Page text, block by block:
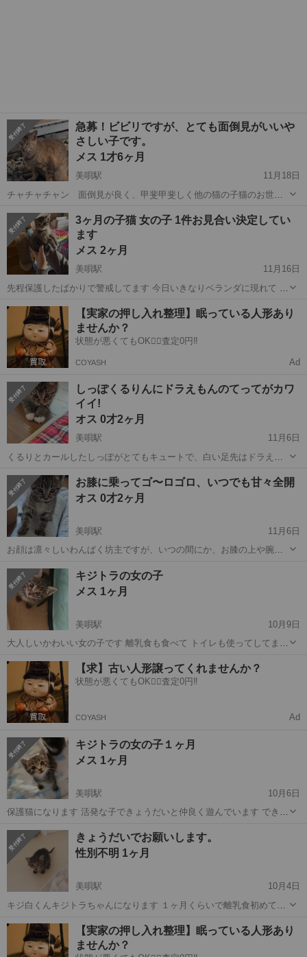
急募！ビビリですが、とても面倒見がいいや
さしい子です。
メス 1才6ヶ月
美唄駅
11月18日
チャチャチャン 面倒見が良く、甲斐甲斐しく他の猫の子猫のお世話
やや警戒心があります。威嚇などはないです。 特段の症状なく元気で
す。 飼い主さまがご病気で一緒に...
北海道 美唄市 美唄駅 猫 ビビリ
3ヶ月の子猫 女の子 1件お見合い決定してい
ます
メス 2ヶ月
美唄駅
11月16日
先程保護したばかりで警戒してます 今日いきなりベランダに現れて 他
もみていません シャーは言っていますが攻撃は無く触れて抱っこでき
ます なでなでしていたらゴロゴ...
北海道 美唄市 美唄駅 猫 病院
【実家の押し入れ整理】眠っている人形あり
ませんか？
状態が悪くてもOK🙆‍♀️査定0円‼️
COYASH Ad
しっぽくるりんにドラえもんのてってがカワ
イイ!
オス 0才2ヶ月
美唄駅
11月6日
くるりとカールしたしっぽがとてもキュートで、白い足先はドラえも
プ。我が家のおばあちゃん猫とも、上手に付き合ってます。モチロン
甘々チャンです。 基本的な健康診断及び...
北海道 美唄市 美唄駅 猫
お膝に乗ってゴ〜ロゴロ、いつでも甘々全開
オス 0才2ヶ月
美唄駅
11月6日
お顔は凛々しいわんぱく坊主ですが、いつの間にか、お膝の上や腕の
イイですよ。 基本的な健康診断及びコクシジウム駆虫。元気ですくす
くと育っています。 *ペット可住...
北海道 美唄市
キジトラの女の子
メス 1ヶ月
美唄駅
10月9日
大人しいかわいい女の子です 離乳食も食べて トイレも使ってしてま
です。 譲渡条件があります 詳しくは問い合わせしてください 他にき
ょうだいでオス2匹がい...
北海道 美唄市 美唄駅 猫 キジトラ
【求】古い人形譲ってくれませんか？
状態が悪くてもOK🙆‍♀️査定0円‼️
COYASH Ad
キジトラの女の子１ヶ月
メス 1ヶ月
美唄駅
10月6日
保護猫になります 活発な子できょうだいと仲良く遊んでいます できれ
す。 譲渡条件は問い合わせください。
北海道 美唄市 美唄駅 キジトラ
きょうだいでお願いします。
性別不明 1ヶ月
美唄駅
10月4日
キジ白くんキジトラちゃんになります １ヶ月くらいで離乳食初めてい
お願いします。 2匹一緒にお迎えしてくれる方希望です まだ離乳食始
めたばかりなので 今月末...
北海道 美唄市 美唄駅 猫 きょうだい
【実家の押し入れ整理】眠っている人形あり
ませんか？